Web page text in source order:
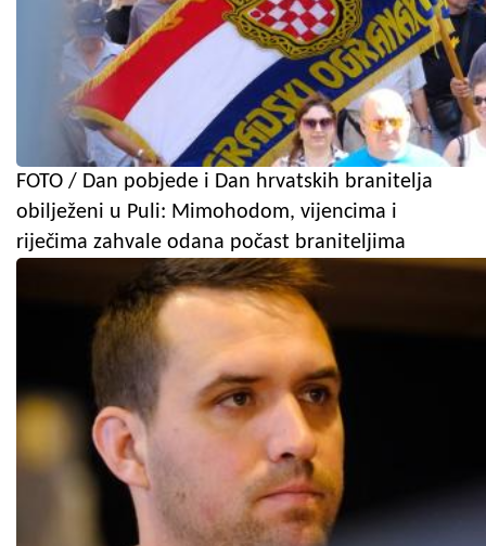
FOTO / Dan pobjede i Dan hrvatskih branitelja
obilježeni u Puli: Mimohodom, vijencima i
riječima zahvale odana počast braniteljima